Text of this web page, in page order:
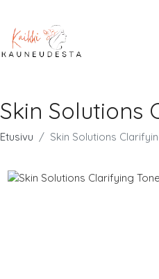
Skin Solutions
Etusivu Skin Solutions